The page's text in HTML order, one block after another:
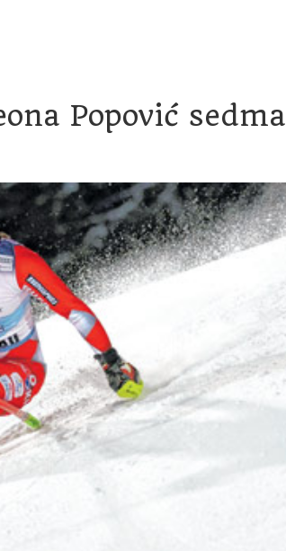
Popović sedma